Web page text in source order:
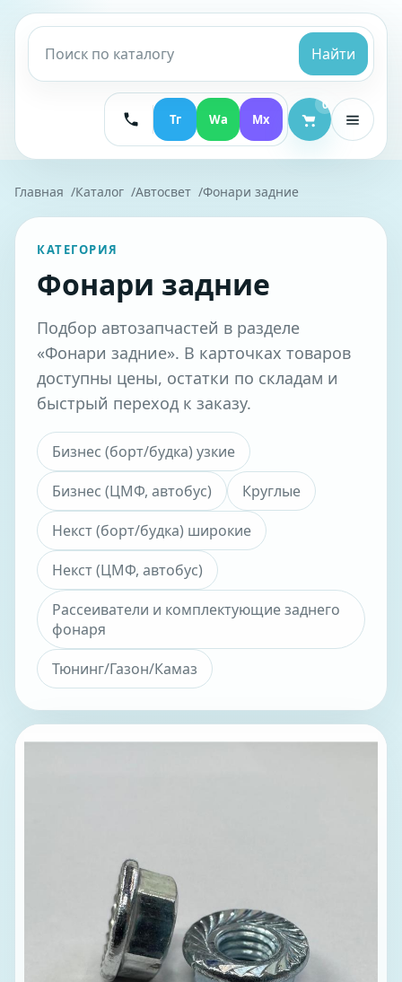
Найти
Тг Wa Mx
0
Главная Каталог Автосвет Фонари задние
КАТЕГОРИЯ
Фонари задние
Подбор автозапчастей в разделе
«Фонари задние». В карточках товаров
доступны цены, остатки по складам и
быстрый переход к заказу.
Бизнес (борт/будка) узкие
Бизнес (ЦМФ, автобус)
Круглые
Некст (борт/будка) широкие
Некст (ЦМФ, автобус)
Рассеиватели и комплектующие заднего
фонаря
Тюнинг/Газон/Камаз